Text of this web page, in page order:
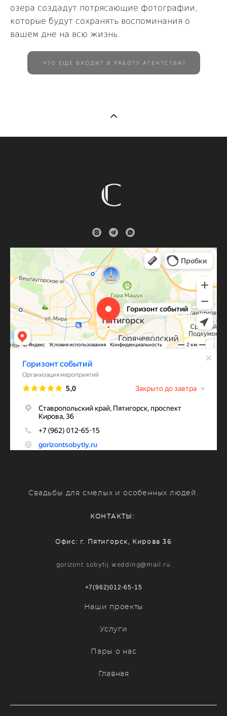
озера создадут потрясающие фотографии,
которые будут сохранять воспоминания о
вашем дне на всю жизнь.
ЧТО ЕЩЕ ВХОДИТ В РАБОТУ АГЕНТСТВА?
Свадьбы для смелых и особенных людей.
КОНТАКТЫ:
Офис: г. Пятигорск, Кирова 36
gorizont.sobytij.wedding@mail.ru
+7(962)012-65-15
Наши проекты
Услуги
Пары о нас
Главная